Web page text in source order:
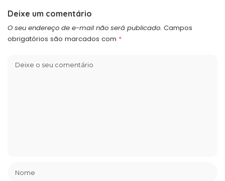
Deixe um comentário
O seu endereço de e-mail não será publicado. Campos
obrigatórios são marcados com *